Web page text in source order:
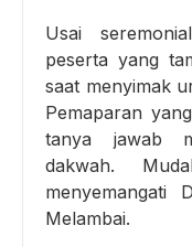
Usai
peserta yang
saat menyimak
Pemaparan
tanya jawab
dakwah.
menyemangati
Melambai.